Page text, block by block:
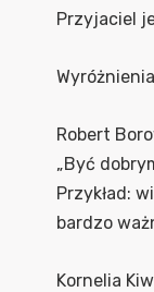
Przyjaciel
Robert
„Być
Przykład:
bardzo
Kornelia